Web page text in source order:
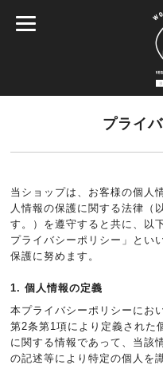
プライ
当ショップは、お客様の個人
人情報の保護に関する法律（
す。）を遵守すると共に、以
プライバシーポリシー」とい
保護に努めます。
1. 個人情報の定義
本プライバシーポリシーにお
第2条第1項により定義された
に関する情報であって、当該
の記述等により特定の個人を